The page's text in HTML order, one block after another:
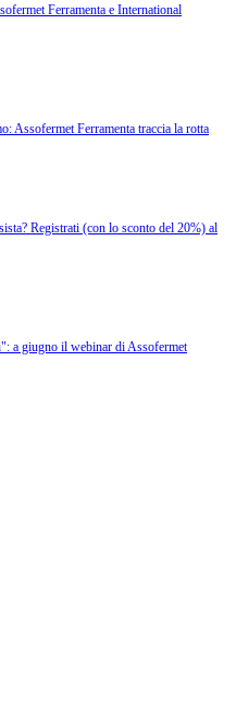
Ferramenta e International
Assofermet Ferramenta traccia la rotta
Registrati (con lo sconto del 20%) al
a giugno il webinar di Assofermet